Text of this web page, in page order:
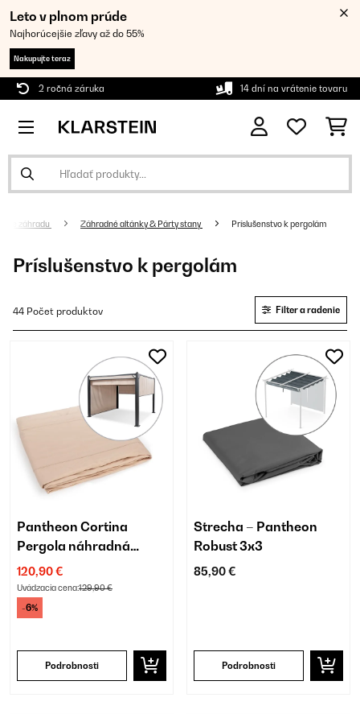
Leto v plnom prúde
Najhorúcejšie zľavy až do 55%
Nakupujte teraz
2 ročná záruka 14 dní na vrátenie tovaru
pre záhradu Záhradné altánky & Párty stany Príslušenstvo k pergolám
Príslušenstvo k pergolám
44 Počet produktov Filter a radenie
Pantheon Cortina
Pergola náhradná
bočná stena
120,90 €
Uvádzacia cena:129,90 €
-6%
Podrobnosti
Strecha – Pantheon
Robust 3x3
85,90 €
Podrobnosti